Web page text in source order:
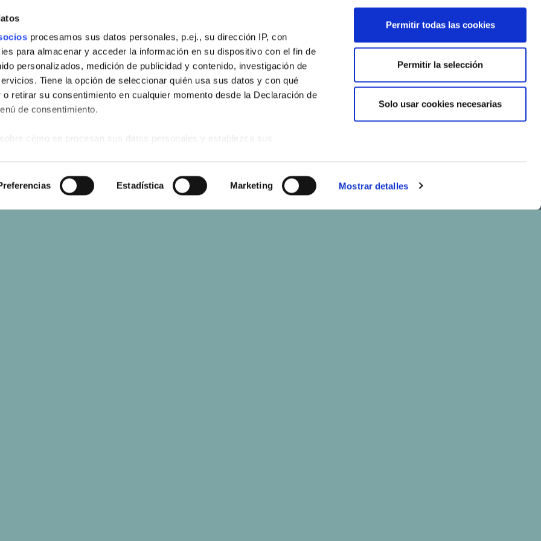
procesamos sus datos personales, p.ej., su dirección IP, con
para almacenar y acceder la información en su dispositivo con el fin de
personalizados, medición de publicidad y contenido, investigación de
Tiene la opción de seleccionar quién usa sus datos y con qué
retirar su consentimiento en cualquier momento desde la Declaración de
de consentimiento.
cómo se procesan sus datos personales y establezca sus
se usan para personalizar el contenido y los anuncios, ofrecer funciones
el tráfico. Además, compartimos información sobre el uso que haga del
Estadística Marketing Mostrar detalles
Permitir todas las cookies
Permitir la selección
Solo usar cookies necesarias